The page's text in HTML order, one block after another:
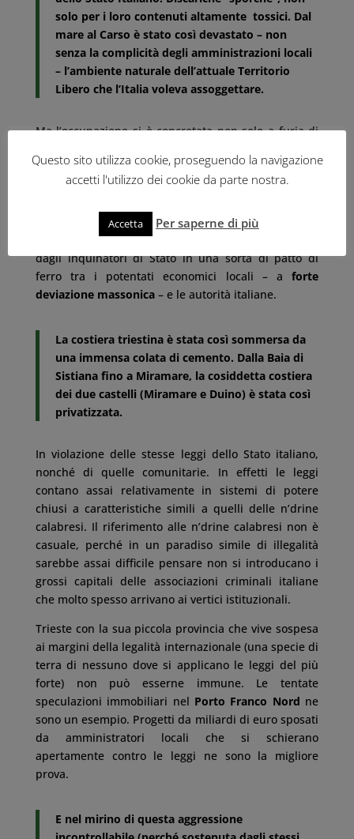
solo per i loro contenuti altamente tossici. Dal
mare al Carso è stato così devastato – non
senza la complicità degli amministrazioni locali
– l’ambiente naturale dell’attuale Territorio
Libero che l’Italia voleva assoggettare.
Ma l’occupazione si è concretata non solo a furia di
urbanizzazione delle zone di maggior pregio del
territorio. Il partito del cemento qui ha avuto via
amministratrici italiane, e ha imposto piani
urbanistici che hanno violentato le aree non toccate
dagli inquinatori di Stato in una sorta di patto di
ferro tra i potentati economici locali – aforte
deviazione massonica– e le autorità italiane.
La costiera triestina è stata così sommersa da
una immensa colata di cemento. Dalla Baia di
Sistiana fino a Miramare, la cosiddetta costiera
dei due castelli (Miramare e Duino) è stata così
privatizzata.
In violazione delle stesse leggi dello Stato italiano,
nonché di quelle comunitarie. In effetti le leggi
contano assai relativamente in sistemi di potere
chiusi a caratteristiche simili a quelli delle n’drine
calabresi. Il riferimento alle n’drine calabresi non è
casuale, perché in un paradiso simile di illegalità
sarebbe assai difficile pensare non si introducano i
grossi capitali delle associazioni criminali italiane
che molto spesso arrivano ai vertici istituzionali.
Trieste con la sua piccola provincia che vive sospesa
ai margini della legalità internazionale (una specie di
terra di nessuno dove si applicano le leggi del più
forte) non può esserne immune. Le tentate
speculazioni immobiliari nel Porto Franco Nord ne
sono un esempio. Progetti da miliardi di euro sposati
da amministratori locali che si schierano
apertamente contro le leggi ne sono la migliore
prova.
E nel mirino di questa aggressione
Questo sito utilizza cookie, proseguendo la navigazione
accetti l'utilizzo dei cookie da parte nostra.
Accetta Per saperne di più